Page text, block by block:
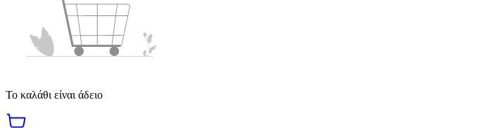
Το καλάθι είναι άδειο